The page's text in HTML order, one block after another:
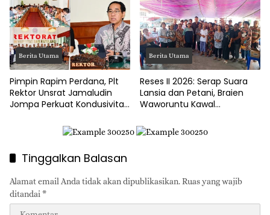
Juta
Berita Utama
Pimpin Rapim Perdana, Plt
Rektor Unsrat Jamaludin
Jompa Perkuat Kondusivitas
Berita Utama
Reses II 2026: Serap Suara
Lansia dan Petani, Braien
Waworuntu Kawal
Tinggalkan Balasan
Alamat email Anda tidak akan dipublikasikan.Ruas yang wajib
ditandai *